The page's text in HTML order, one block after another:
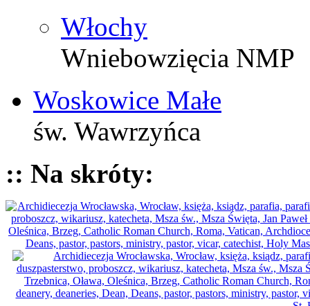
Włochy
Wniebowzięcia NMP
Woskowice Małe
św. Wawrzyńca
:: Na skróty: